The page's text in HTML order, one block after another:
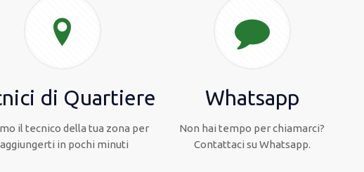
di Quartiere
il tecnico della tua zona per
in pochi minuti
Whatsapp
Non hai tempo per chiamarci?
Contattaci su Whatsapp.